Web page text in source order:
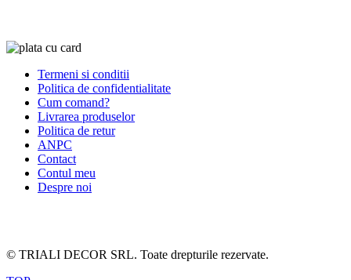
Termeni si conditii
Politica de confidentialitate
Cum comand?
Livrarea produselor
Politica de retur
ANPC
Contact
Contul meu
Despre noi
© TRIALI DECOR SRL. Toate drepturile rezervate.